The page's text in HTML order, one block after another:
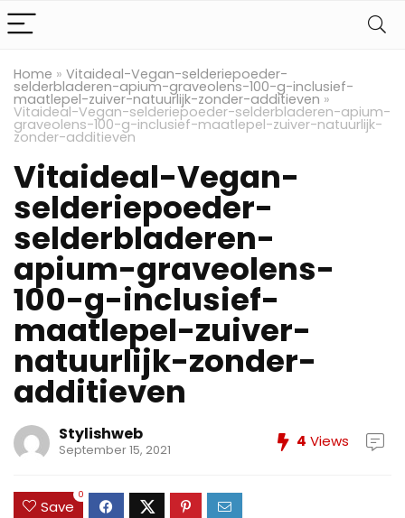
Home » Vitaideal-Vegan-selderiepoeder-
selderbladeren-apium-graveolens-100-g-inclusief-
maatlepel-zuiver-natuurlijk-zonder-additieven »
Vitaideal-Vegan-selderiepoeder-selderbladeren-apium-
graveolens-100-g-inclusief-maatlepel-zuiver-natuurlijk-
zonder-additieven
Vitaideal-Vegan-
selderiepoeder-
selderbladeren-
apium-graveolens-
100-g-inclusief-
maatlepel-zuiver-
natuurlijk-zonder-
additieven
Stylishweb
September 15, 2021 4 Views
Save
0